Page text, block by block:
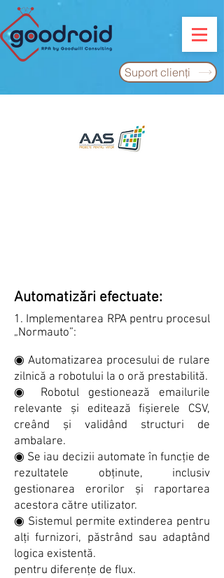
Suport clienţi
Automatizări efectuate:
1. Implementarea RPA pentru procesul
„Normauto”:
◉ Automatizarea procesului de rulare
zilnică a robotului la o oră prestabilită.
◉ Robotul gestionează emailurile
relevante și editează fișierele CSV,
creând și validând structuri de
ambalare.
◉ Se iau decizii automate în funcție de
rezultatele obținute, inclusiv
gestionarea erorilor și raportarea
acestora către utilizator.
◉ Sistemul permite extinderea pentru
alți furnizori, păstrând sau adaptând
logica existentă.
pentru diferențe de flux.